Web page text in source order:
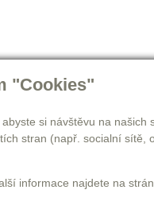
"Cookies"
si návštěvu na
stran (např. socialní sítě,
informace najdete na